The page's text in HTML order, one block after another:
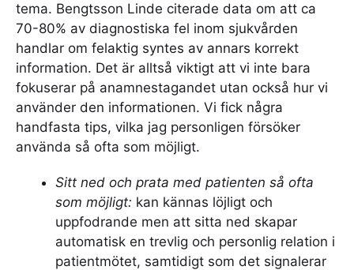
tema. Bengtsson Linde citerade data om att ca
70-80% av diagnostiska fel inom sjukvården
handlar om felaktig syntes av annars korrekt
information. Det är alltså viktigt att vi inte bara
fokuserar på anamnestagandet utan också hur vi
använder den informationen. Vi fick några
handfasta tips, vilka jag personligen försöker
använda så ofta som möjligt.
Sitt ned och prata med patienten så ofta
som möjligt: kan kännas löjligt och
uppfodrande men att sitta ned skapar
automatisk en trevlig och personlig relation i
patientmötet, samtidigt som det signalerar